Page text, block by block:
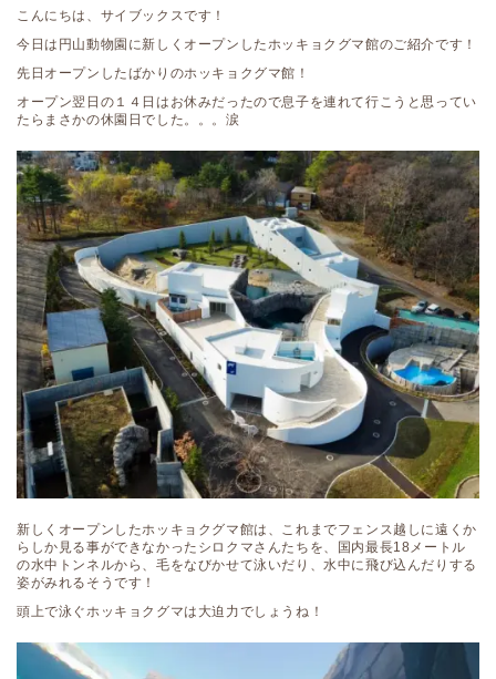
こんにちは、サイブックスです！
今日は円山動物園に新しくオープンしたホッキョクグマ館のご紹介です！
先日オープンしたばかりのホッキョクグマ館！
オープン翌日の１４日はお休みだったので息子を連れて行こうと思ってい
たらまさかの休園日でした。。。涙
新しくオープンしたホッキョクグマ館は、これまでフェンス越しに遠くか
らしか見る事ができなかったシロクマさんたちを、国内最長18メートル
の水中トンネルから、毛をなびかせて泳いだり、水中に飛び込んだりする
姿がみれるそうです！
頭上で泳ぐホッキョクグマは大迫力でしょうね！